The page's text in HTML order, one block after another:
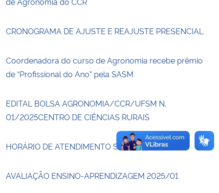
Secretaria de Governo
Gabinete de Segurança Institucional
Banco Central do Brasil
Planalto
CRONOGRAMA DE AJUSTE E REAJUSTE PRESENCIAL
Coordenadora do curso de Agronomia recebe prêmio
de “Profissional do Ano” pela SASM
EDITAL BOLSA AGRONOMIA/CCR/UFSM N.
01/2025CENTRO DE CIÊNCIAS RURAIS
HORÁRIO DE ATENDIMENTO SIG
AVALIAÇÃO ENSINO-APRENDIZAGEM 2025/01